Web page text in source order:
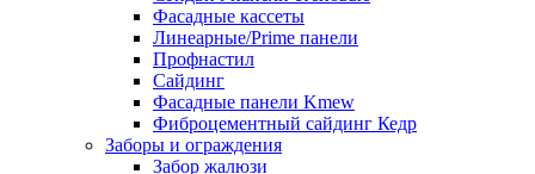
Фасадные кассеты
Линеарные/Prime панели
Профнастил
Сайдинг
Фасадные панели Kmew
Фиброцементный сайдинг Кедр
Заборы и ограждения
Забор жалюзи